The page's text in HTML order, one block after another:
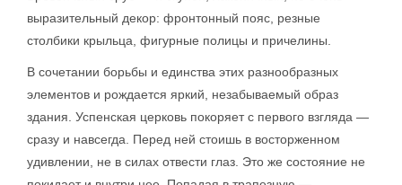
выразительный декор: фронтонный пояс, резные
столбики крыльца, фигурные полицы и причелины.
В сочетании борьбы и единства этих разнообразных
элементов и рождается яркий, незабываемый образ
здания. Успенская церковь покоряет с первого взгляда —
сразу и навсегда. Перед ней стоишь в восторженном
удивлении, не в силах отвести глаз. Это же состояние не